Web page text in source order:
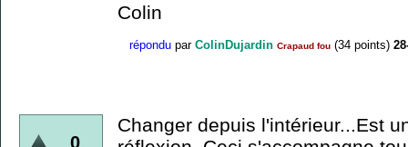
Colin
répondu par ColinDujardin Crapaud fou (34 points)
0
Changer depuis l'intérieur...Est